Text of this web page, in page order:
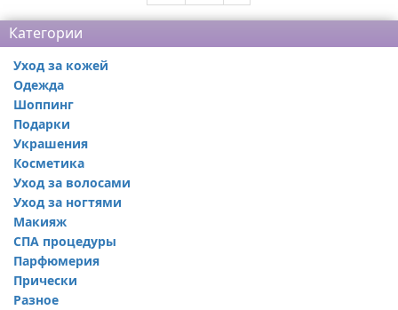
Категории
Уход за кожей
Одежда
Шоппинг
Подарки
Украшения
Косметика
Уход за волосами
Уход за ногтями
Макияж
СПА процедуры
Парфюмерия
Прически
Разное